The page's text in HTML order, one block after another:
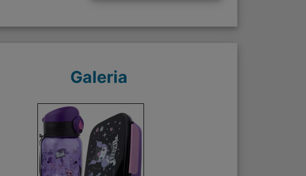
Galeria